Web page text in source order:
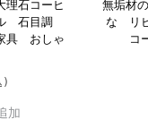
理石コーヒ
石目調
具 おしゃ
加
無垢材
な リ
コ